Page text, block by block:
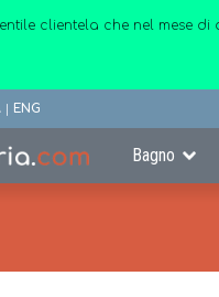
clientela che nel mese
| ENG
Bagno